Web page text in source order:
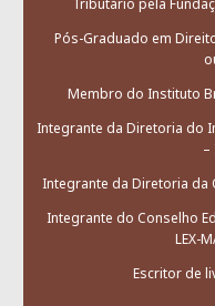
Tributário pela
Pós-Graduado em
Membro do Instituto
Integrante da Diretoria do
–
Integrante da Diretoria da
Integrante do Conselho
LEX-
Escritor de